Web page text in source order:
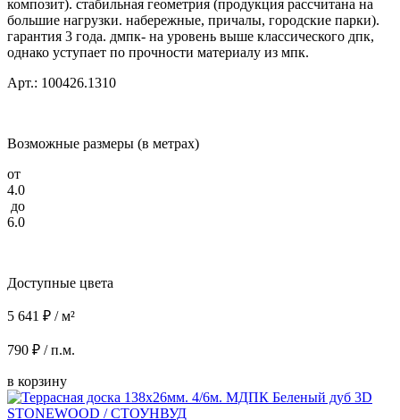
композит). стабильная геометрия (продукция рассчитана на
большие нагрузки. набережные, причалы, городские парки).
гарантия 3 года. дмпк- на уровень выше классического дпк,
однако уступает по прочности материалу из мпк.
Арт.: 100426.1310
Возможные размеры (в метрах)
от
4.0
до
6.0
Доступные цвета
5 641 ₽ / м²
790 ₽ / п.м.
в корзину